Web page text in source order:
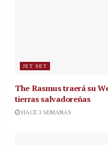
JET SET
The Rasmus traerá su
tierras salvadoreñas
HACE 3 SEMANAS